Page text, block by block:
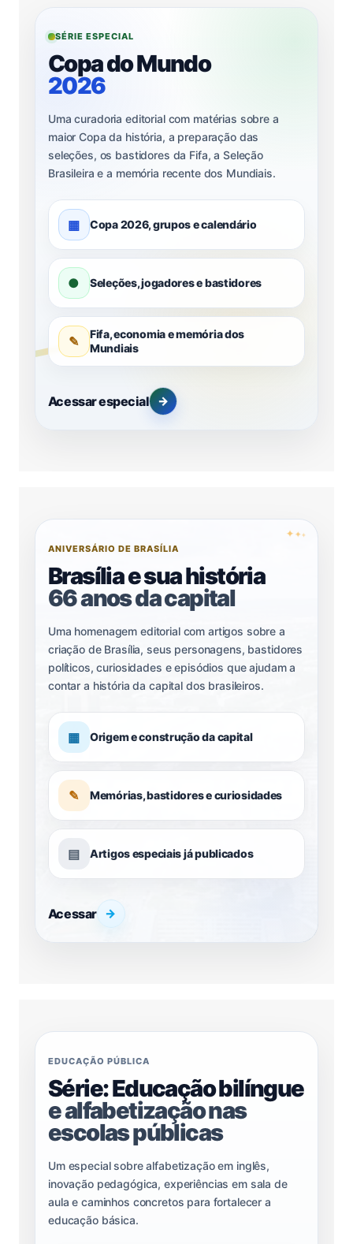
SÉRIE ESPECIAL
Copa do Mundo
2026
Uma curadoria editorial com matérias sobre a
maior Copa da história, a preparação das
seleções, os bastidores da Fifa, a Seleção
Brasileira e a memória recente dos Mundiais.
▦ Copa 2026, grupos e calendário
● Seleções, jogadores e bastidores
✎
Fifa, economia e memória dos
Mundiais
Acessar especial →
✦ ✦✦
ANIVERSÁRIO DE BRASÍLIA
Brasília e sua história
66 anos da capital
Uma homenagem editorial com artigos sobre a
criação de Brasília, seus personagens, bastidores
políticos, curiosidades e episódios que ajudam a
contar a história da capital dos brasileiros.
▦ Origem e construção da capital
✎ Memórias, bastidores e curiosidades
▤ Artigos especiais já publicados
Acessar →
EDUCAÇÃO PÚBLICA
Série: Educação bilíngue
e alfabetização nas
escolas públicas
Um especial sobre alfabetização em inglês,
inovação pedagógica, experiências em sala de
aula e caminhos concretos para fortalecer a
educação básica.